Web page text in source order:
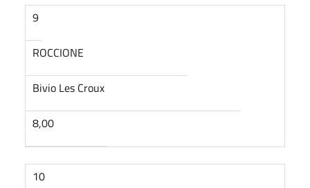
9
ROCCIONE
Bivio Les Croux
8,00
10